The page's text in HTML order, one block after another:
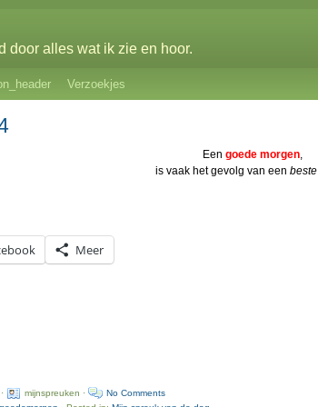
door alles wat ik zie en hoor.
Verzoekjes
Een goede morgen,
is vaak het gevolg van een beste
Meer
· mijnspreuken ·
No Comments